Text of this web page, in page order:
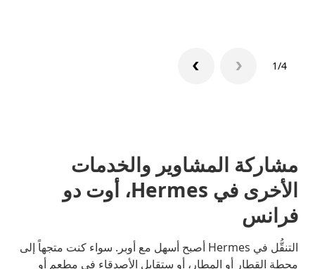
1/4
مشاركة المشاوير والخدمات
الأخرى في Hermes، أوت دو
فرانس
التنقُّل في Hermes أصبح أسهل مع أوبر. سواء كنت متجهاً إلى
محطة القطار أو المطار، أو ستقابل الأصدقاء في مطعم أو